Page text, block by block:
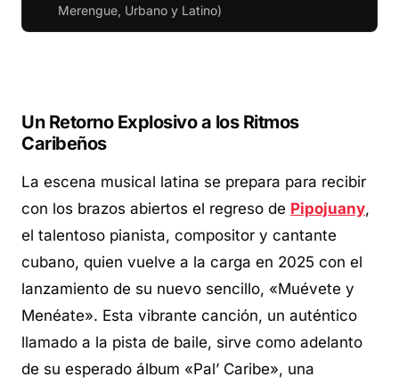
Merengue, Urbano y Latino)
Un Retorno Explosivo a los Ritmos
Caribeños
La escena musical latina se prepara para recibir
con los brazos abiertos el regreso de Pipojuany,
el talentoso pianista, compositor y cantante
cubano, quien vuelve a la carga en 2025 con el
lanzamiento de su nuevo sencillo, «Muévete y
Menéate». Esta vibrante canción, un auténtico
llamado a la pista de baile, sirve como adelanto
de su esperado álbum «Pal’ Caribe», una